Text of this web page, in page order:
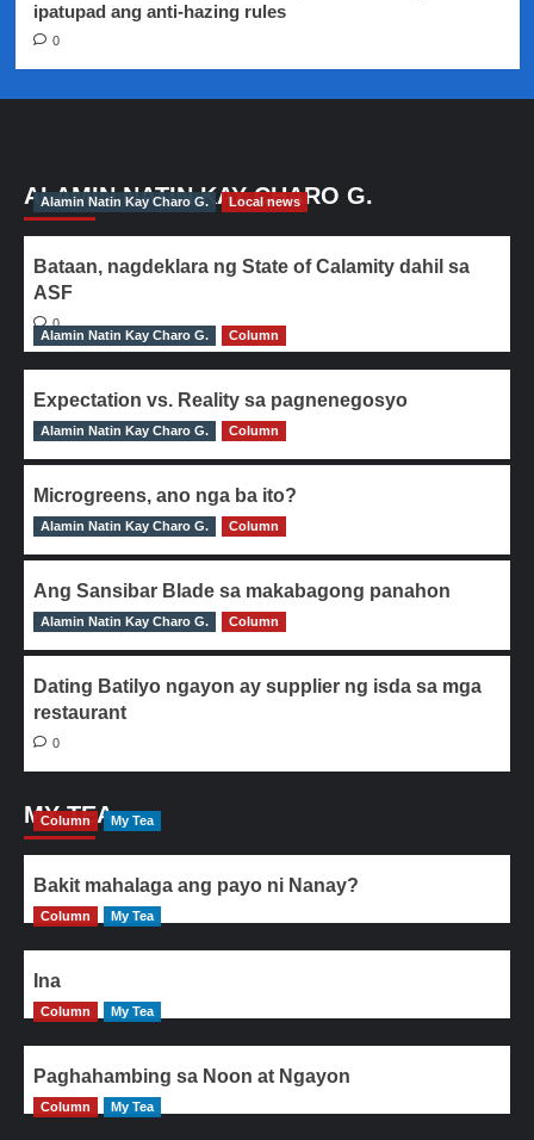
ipatupad ang anti-hazing rules
0
ALAMIN NATIN KAY CHARO G.
Alamin Natin Kay Charo G. Local news
Bataan, nagdeklara ng State of Calamity dahil sa
ASF
0
Alamin Natin Kay Charo G.
Column
Expectation vs. Reality sa pagnenegosyo
0
Alamin Natin Kay Charo G. Column
Microgreens, ano nga ba ito?
0
Alamin Natin Kay Charo G. Column
Ang Sansibar Blade sa makabagong panahon
0
Alamin Natin Kay Charo G. Column
Dating Batilyo ngayon ay supplier ng isda sa mga
restaurant
0
MY TEA
Column My Tea
Bakit mahalaga ang payo ni Nanay?
Column My Tea
Ina
Column My Tea
Paghahambing sa Noon at Ngayon
Column My Tea